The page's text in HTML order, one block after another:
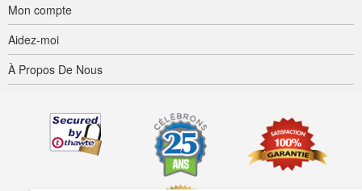
Mon compte
Aidez-moi
À Propos De Nous